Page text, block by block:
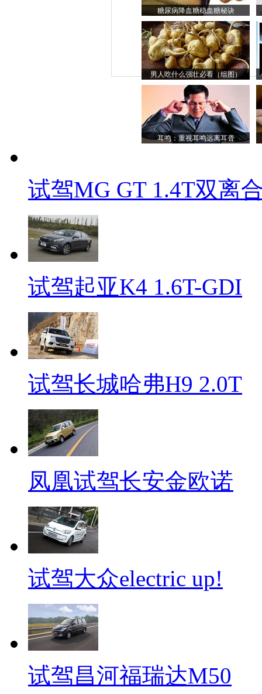
糖尿病降血糖稳血糖秘诀
男人吃什么强壮必看（组图）
耳鸣：重视耳鸣远离耳聋
试驾MG GT 1.4T双离
试驾起亚K4 1.6T-GDI
试驾长城哈弗H9 2.0T
凤凰试驾长安金欧诺
试驾大众electric up!
试驾昌河福瑞达M50